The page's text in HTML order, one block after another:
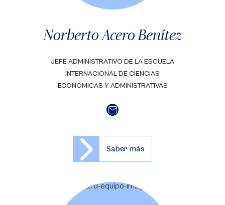
Norberto Acero Benítez
JEFE ADMINISTRATIVO DE LA ESCUELA
INTERNACIONAL DE CIENCIAS
ECONÓMICAS Y ADMINISTRATIVAS
Saber más